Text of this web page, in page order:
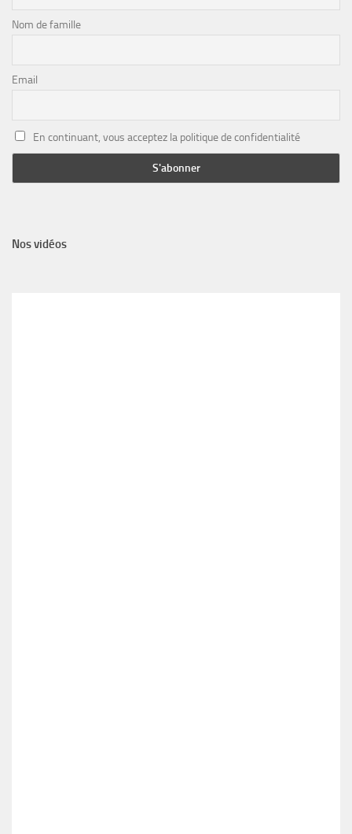
Nom de famille
Email
En continuant, vous acceptez la politique de confidentialité
Nos vidéos